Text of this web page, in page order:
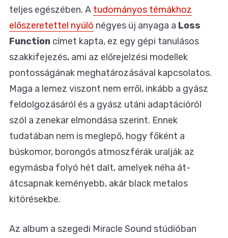
teljes egészében. A tudományos témákhoz
előszeretettel nyúló négyes új anyaga a Loss
Function címet kapta, ez egy gépi tanulásos
szakkifejezés, ami az előrejelzési modellek
pontosságának meghatározásával kapcsolatos.
Maga a lemez viszont nem erről, inkább a gyász
feldolgozásáról és a gyász utáni adaptációról
szól a zenekar elmondása szerint. Ennek
tudatában nem is meglepő, hogy főként a
búskomor, borongós atmoszférák uralják az
egymásba folyó hét dalt, amelyek néha át-
átcsapnak keményebb, akár black metalos
kitörésekbe.
Az album a szegedi Miracle Sound stúdióban